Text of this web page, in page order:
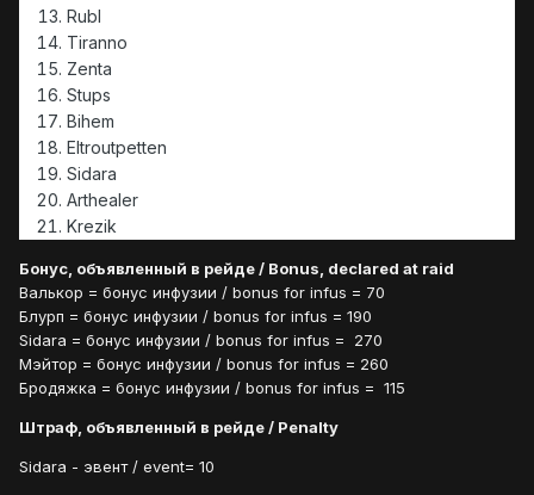
Rubl
Tiranno
Zenta
Stups
Bihem
Eltroutpetten
Sidara
Arthealer
Krezik
Бонус, объявленный в рейде / Bonus, declared at raid
Валькор = бонус инфузии / bonus for infus = 70
Блурп = бонус инфузии / bonus for infus = 190
Sidara = бонус инфузии / bonus for infus = 270
Мэйтор = бонус инфузии / bonus for infus = 260
Бродяжка = бонус инфузии / bonus for infus = 115
Штраф, объявленный в рейде / Penalty
Sidara - эвент / event= 10